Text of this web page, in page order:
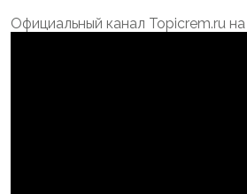
Официальный канал Topicrem.ru